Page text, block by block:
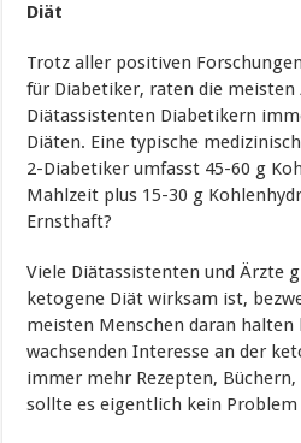
Diät
Trotz aller positiven
für Diabetiker, raten die meisten
Diätassistenten Diabetikern
Diäten. Eine typische
2-Diabetiker umfasst 45-60 g
Mahlzeit plus 15-30 g
Ernsthaft?
Viele Diätassistenten und Ärzte
ketogene Diät wirksam ist,
meisten Menschen daran
wachsenden Interesse an der
immer mehr Rezepten,
sollte es eigentlich kein